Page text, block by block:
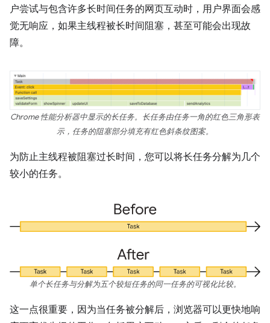
户尝试与包含许多长时间任务的网页互动时，用户界面会感
觉无响应，如果主线程被长时间阻塞，甚至可能会出现故
障。
Chrome 性能分析器中显示的长任务。长任务由任务一角的红色三角形表
示，任务的阻塞部分填充有红色斜条纹图案。
为防止主线程被阻塞过长时间，您可以将长任务分解为几个
较小的任务。
单个长任务与分解为五个较短任务的同一任务的可视化比较。
这一点很重要，因为当任务被分解后，浏览器可以更快地响